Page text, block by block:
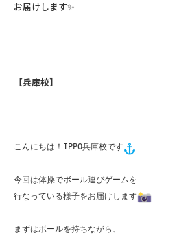
お届けします✨
【兵庫校】
こんにちは！IPPO兵庫校です
今回は体操でボール運びゲームを
行なっている様子をお届けします
まずはボールを持ちながら、